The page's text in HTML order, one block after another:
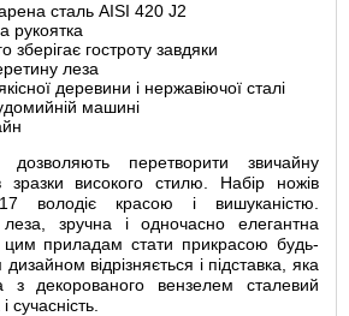
сталь AISI 420 J2
рукоятка
зберігає гостроту завдяки
леза
деревини і нержавіючої сталі
машині
дозволяють перетворити звичайну
високого стилю. Набір ножів
володіє красою і вишуканістю.
зручна і одночасно елегантна
цим приладам стати прикрасою будь-
відрізняється і підставка, яка
з декорованого вензелем сталевий